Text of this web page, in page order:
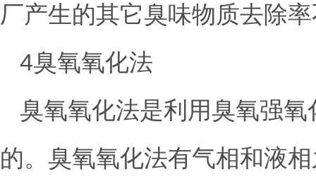
厂产生的其它臭味物质去除
4臭氧氧化法
臭氧氧化法是利用臭氧强
的。臭氧氧化法有气相和液